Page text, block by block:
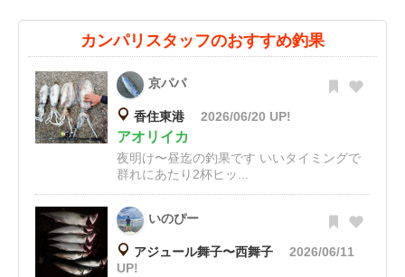
カンパリスタッフのおすすめ釣果
京パパ
香住東港 2026/06/20 UP!
アオリイカ
夜明け〜昼迄の釣果です いいタイミングで
群れにあたり2杯ヒッ...
いのぴー
アジュール舞子〜西舞子
2026/06/11
UP!